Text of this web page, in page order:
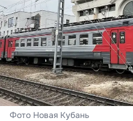
Фото Новая Кубань